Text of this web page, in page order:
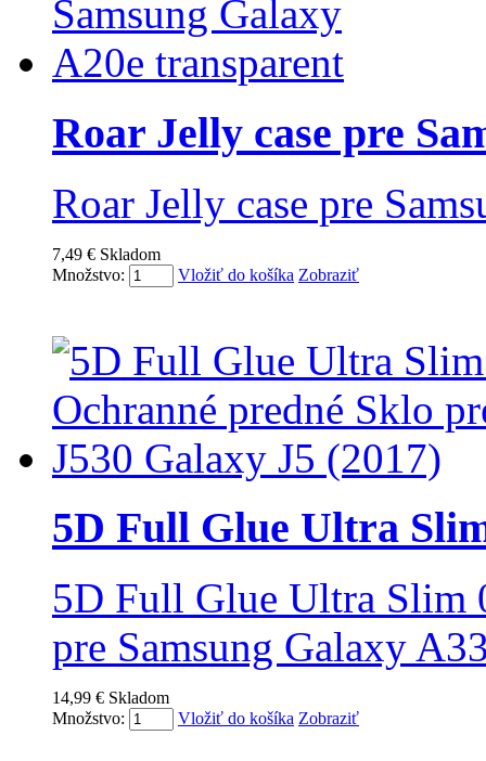
Roar Jelly case pre
Roar Jelly case pre
7,49 € Skladom
Množstvo:
Vložiť do košíka Zobraziť
5D Full Glue Ultra
5D Full Glue Ultra Slim
pre Samsung Galaxy
14,99 € Skladom
Množstvo:
Vložiť do košíka Zobraziť